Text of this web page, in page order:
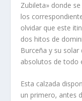
Zubileta» donde
los
olvidar que este
dos hitos de
Burceña y su
absolutos de todo
Esta calzada
un primero, antes